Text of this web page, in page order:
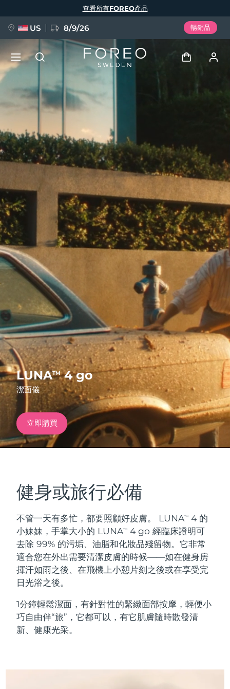
LUNATM4 go
潔面儀
立即購買
健身或旅行必備
不管一天有多忙，都要照顧好皮膚。 LUNATM
4 的
小妹妹，手掌大小的 LUNATM
4 go 經臨床證明可
去除 99% 的污垢、油脂和化妝品殘留物。它非常
適合您在外出需要清潔皮膚的時候——如在健身房
揮汗如雨之後、在飛機上小憩片刻之後或在享受完
日光浴之後。
1分鐘輕鬆潔面，有針對性的緊緻面部按摩，輕便小
巧自由伴“旅”，它都可以，有它肌膚隨時散發清
新、健康光采。
查看所有FOREO產品
US 8/9/26 暢銷品
我的設備
我的訂單
我的地址
我的訂閱
新品
FAQ™ Pure Beauty-Tech Elixir
BREAKING NEWS
issa™ Teeth Whitening Set
FAQ™ Dual LED Panel
熱門產品
特別優惠 暢銷產品
紅光療法
面部清潔
LUNA™ 4 套裝
Anti-aging massage
Massage, LED heating
緊致提拉
BEAR™ 2 套裝
Microcurrent toning
Microcurrent toning on-the-go
補水保濕
UFO™ 3 套裝
Deep facial hydration
issa™ 4
Hybrid silicone sonic toothbrush
Smart hybrid silicone sonic toothbrush
FAQ™ 抗老護理
語言
English Deutsch
Français
Italiano
Português
Svenska
Русский
Türkçe
简体中文 繁體中文
發貨國家
美國 預計送達日期 8/9/26
英國 預計送達日期8/8/26
西班牙 預計送達日期 8/8/26
澳洲 預計送達日期8/11/26
法國 預計送達日期8/8/26
德國 預計送達日期 8/8/26
加拿大 預計送達日期8/12/26
巴林
比利時 預計送達日期 8/8/26
百慕達 預計送達日期8/14/26
波士尼亞與赫塞哥維納 預計送達日期8/11/26
汶萊
保加利亞 預計送達日期8/8/26
智利 預計送達日期8/12/26